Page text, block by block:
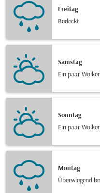
Freitag
Bedeckt
Samstag
Ein paar
Sonntag
Ein paar
Montag
Überwiegend